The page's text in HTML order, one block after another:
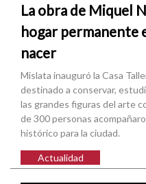
La obra de Miquel
hogar permanente
nacer
Mislata inauguró la Casa
destinado a conservar,
las grandes figuras del arte
de 300 personas
histórico para la ciudad.
Actualidad